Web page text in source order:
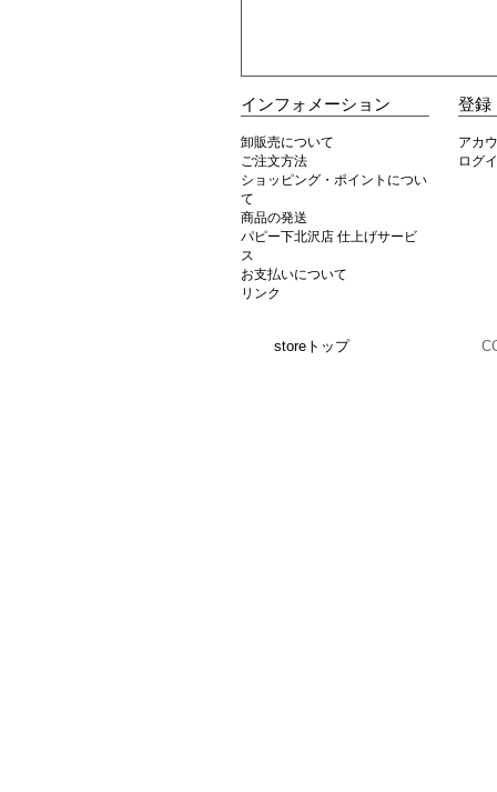
インフォメーション
卸販売について
ご注文方法
ショッピング・ポイントについ
て
商品の発送
パピー下北沢店 仕上げサービ
ス
お支払いについて
リンク
登録
アカ
ログ
storeトップ